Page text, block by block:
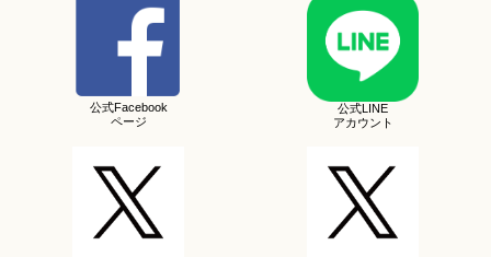
公式Facebook
ページ
公式LINE
アカウント